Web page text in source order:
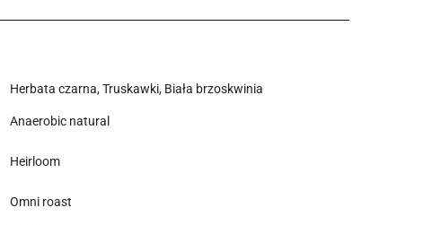
Herbata czarna, Truskawki, Biała brzoskwinia
Anaerobic natural
Heirloom
Omni roast